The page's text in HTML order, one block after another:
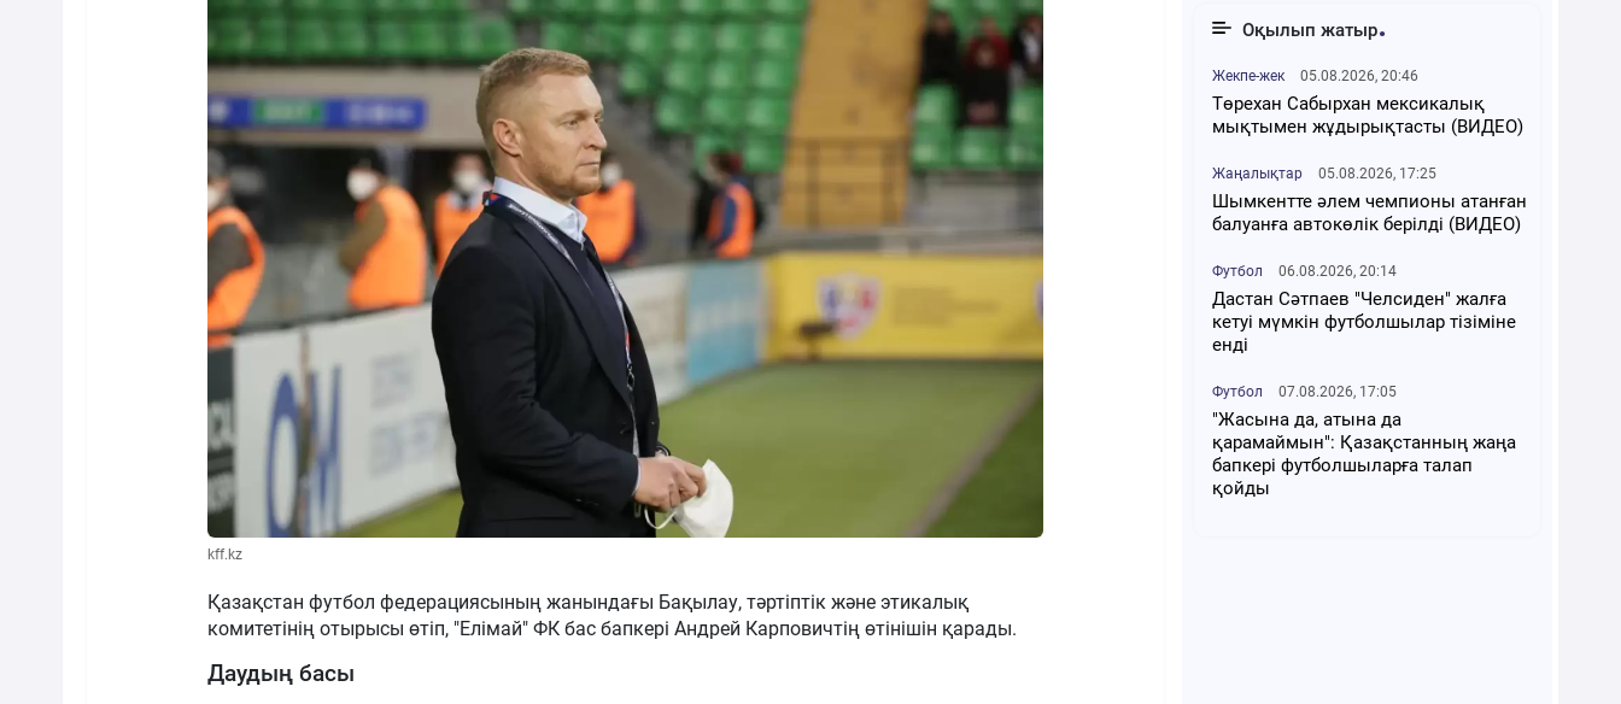
kff.kz
Қазақстан футбол федерациясының жанындағы Бақылау, тәртіптік және этикалық
комитетінің отырысы өтіп, "Елімай" ФК бас бапкері Андрей Карповичтің өтінішін қарады.
Даудың басы
Оқылып жатыр
Жекпе-жек 05.08.2026, 20:46
Төрехан Сабырхан мексикалық
мықтымен жұдырықтасты (ВИДЕО)
Жаңалықтар 05.08.2026, 17:25
Шымкентте әлем чемпионы атанған
балуанға автокөлік берілді (ВИДЕО)
Футбол 06.08.2026, 20:14
Дастан Сәтпаев "Челсиден" жалға
кетуі мүмкін футболшылар тізіміне
енді
Футбол 07.08.2026, 17:05
"Жасына да, атына да
қарамаймын": Қазақстанның жаңа
бапкері футболшыларға талап
қойды